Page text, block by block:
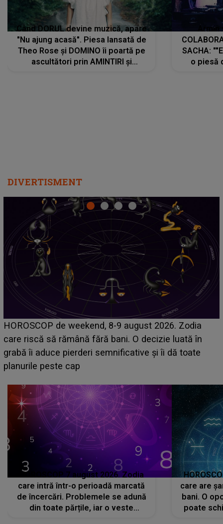
Când DORUL devine muzică, apare
"Nu ajung acasă". Piesa lansată de
Theo Rose și DOMINO îi poartă pe
ascultători prin AMINTIRI și
SACHA:
o piesă
DIVERTISMENT
Emanuel a ținut ACEST DETALIU ASCUNS până
acum! În fața Alexandrei, concurentul din Casa
face o MĂRTURISIRE NEAȘTEPTATĂ despre
sa: "I-am spus și ei în față, eu nu te iubesc pentru
HOROSCOP 7 august 2026. Zodia
care intră într-o perioadă marcată
de încercări. Problemele se adună
din toate părțile, iar o veste
care are
bani. O
poate